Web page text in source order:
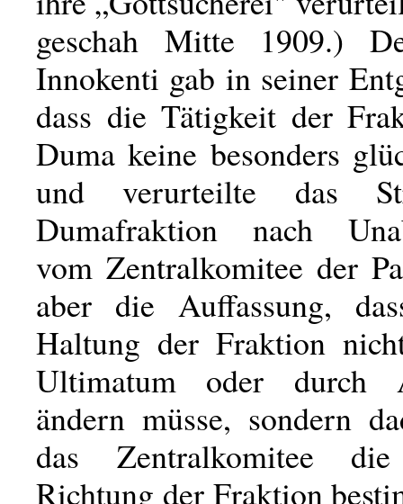
geschah Mitte 1909.)
Innokenti gab in seiner
dass die Tätigkeit der
Duma keine besonders
und verurteilte das
Dumafraktion nach
vom Zentralkomitee der
aber die Auffassung,
Haltung der Fraktion
Ultimatum oder durch
ändern müsse, sondern
das Zentralkomitee
Richtung der Fraktion